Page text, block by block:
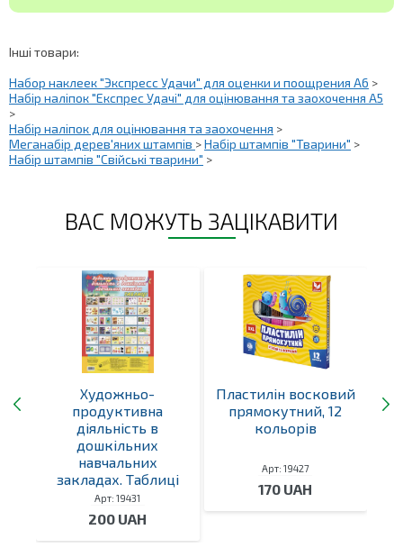
Інші товари:
Набор наклеек "Экспресс Удачи" для оценки и поощрения А6 >
Набір наліпок "Експрес Удачі" для оцінювання та заохочення А5
>
Набір наліпок для оцінювання та заохочення >
Меганабір дерев'яних штампів >Набір штампів "Тварини" >
Набір штампів "Свійські тварини" >
ВАС МОЖУТЬ ЗАЦІКАВИТИ
х
Художньо-
продуктивна
діяльність в
дошкільних
навчальних
закладах. Таблиці
Арт: 19431
200 UAH
Пластилін восковий
прямокутний, 12
кольорів
Арт: 19427
170 UAH